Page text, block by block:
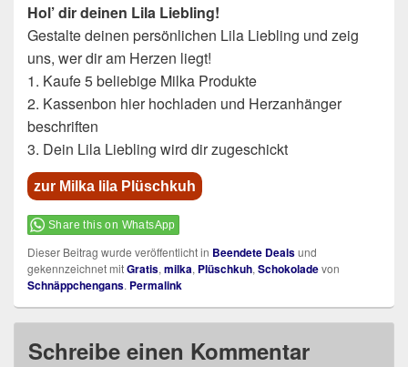
Hol’ dir deinen Lila Liebling!
Gestalte deinen persönlichen Lila Liebling und zeig
uns, wer dir am Herzen liegt!
1. Kaufe 5 beliebige Milka Produkte
2. Kassenbon hier hochladen und Herzanhänger
beschriften
3. Dein Lila Liebling wird dir zugeschickt
zur Milka lila Plüschkuh
Share this on WhatsApp
Dieser Beitrag wurde veröffentlicht in Beendete Dealsund
gekennzeichnet mitGratis, milka, Plüschkuh, Schokoladevon
Schnäppchengans. Permalink
Schreibe einen Kommentar